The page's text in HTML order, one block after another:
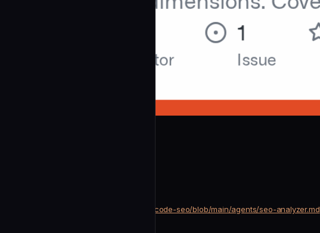
https://github.com/huifer/claude-code-seo/blob/main/agents/seo-analyzer.md